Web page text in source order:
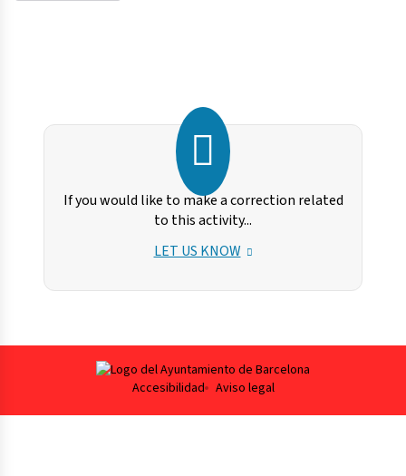
If you would like to make a correction related
to this activity...
LET US KNOW
Accesibilidad Aviso legal